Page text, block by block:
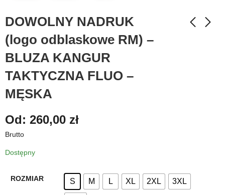
DOWOLNY NADRUK
(logo odblaskowe RM) –
BLUZA KANGUR
TAKTYCZNA FLUO –
MĘSKA
Od: 260,00 zł
Brutto
Dostępny
ROZMIAR S M L XL 2XL 3XL